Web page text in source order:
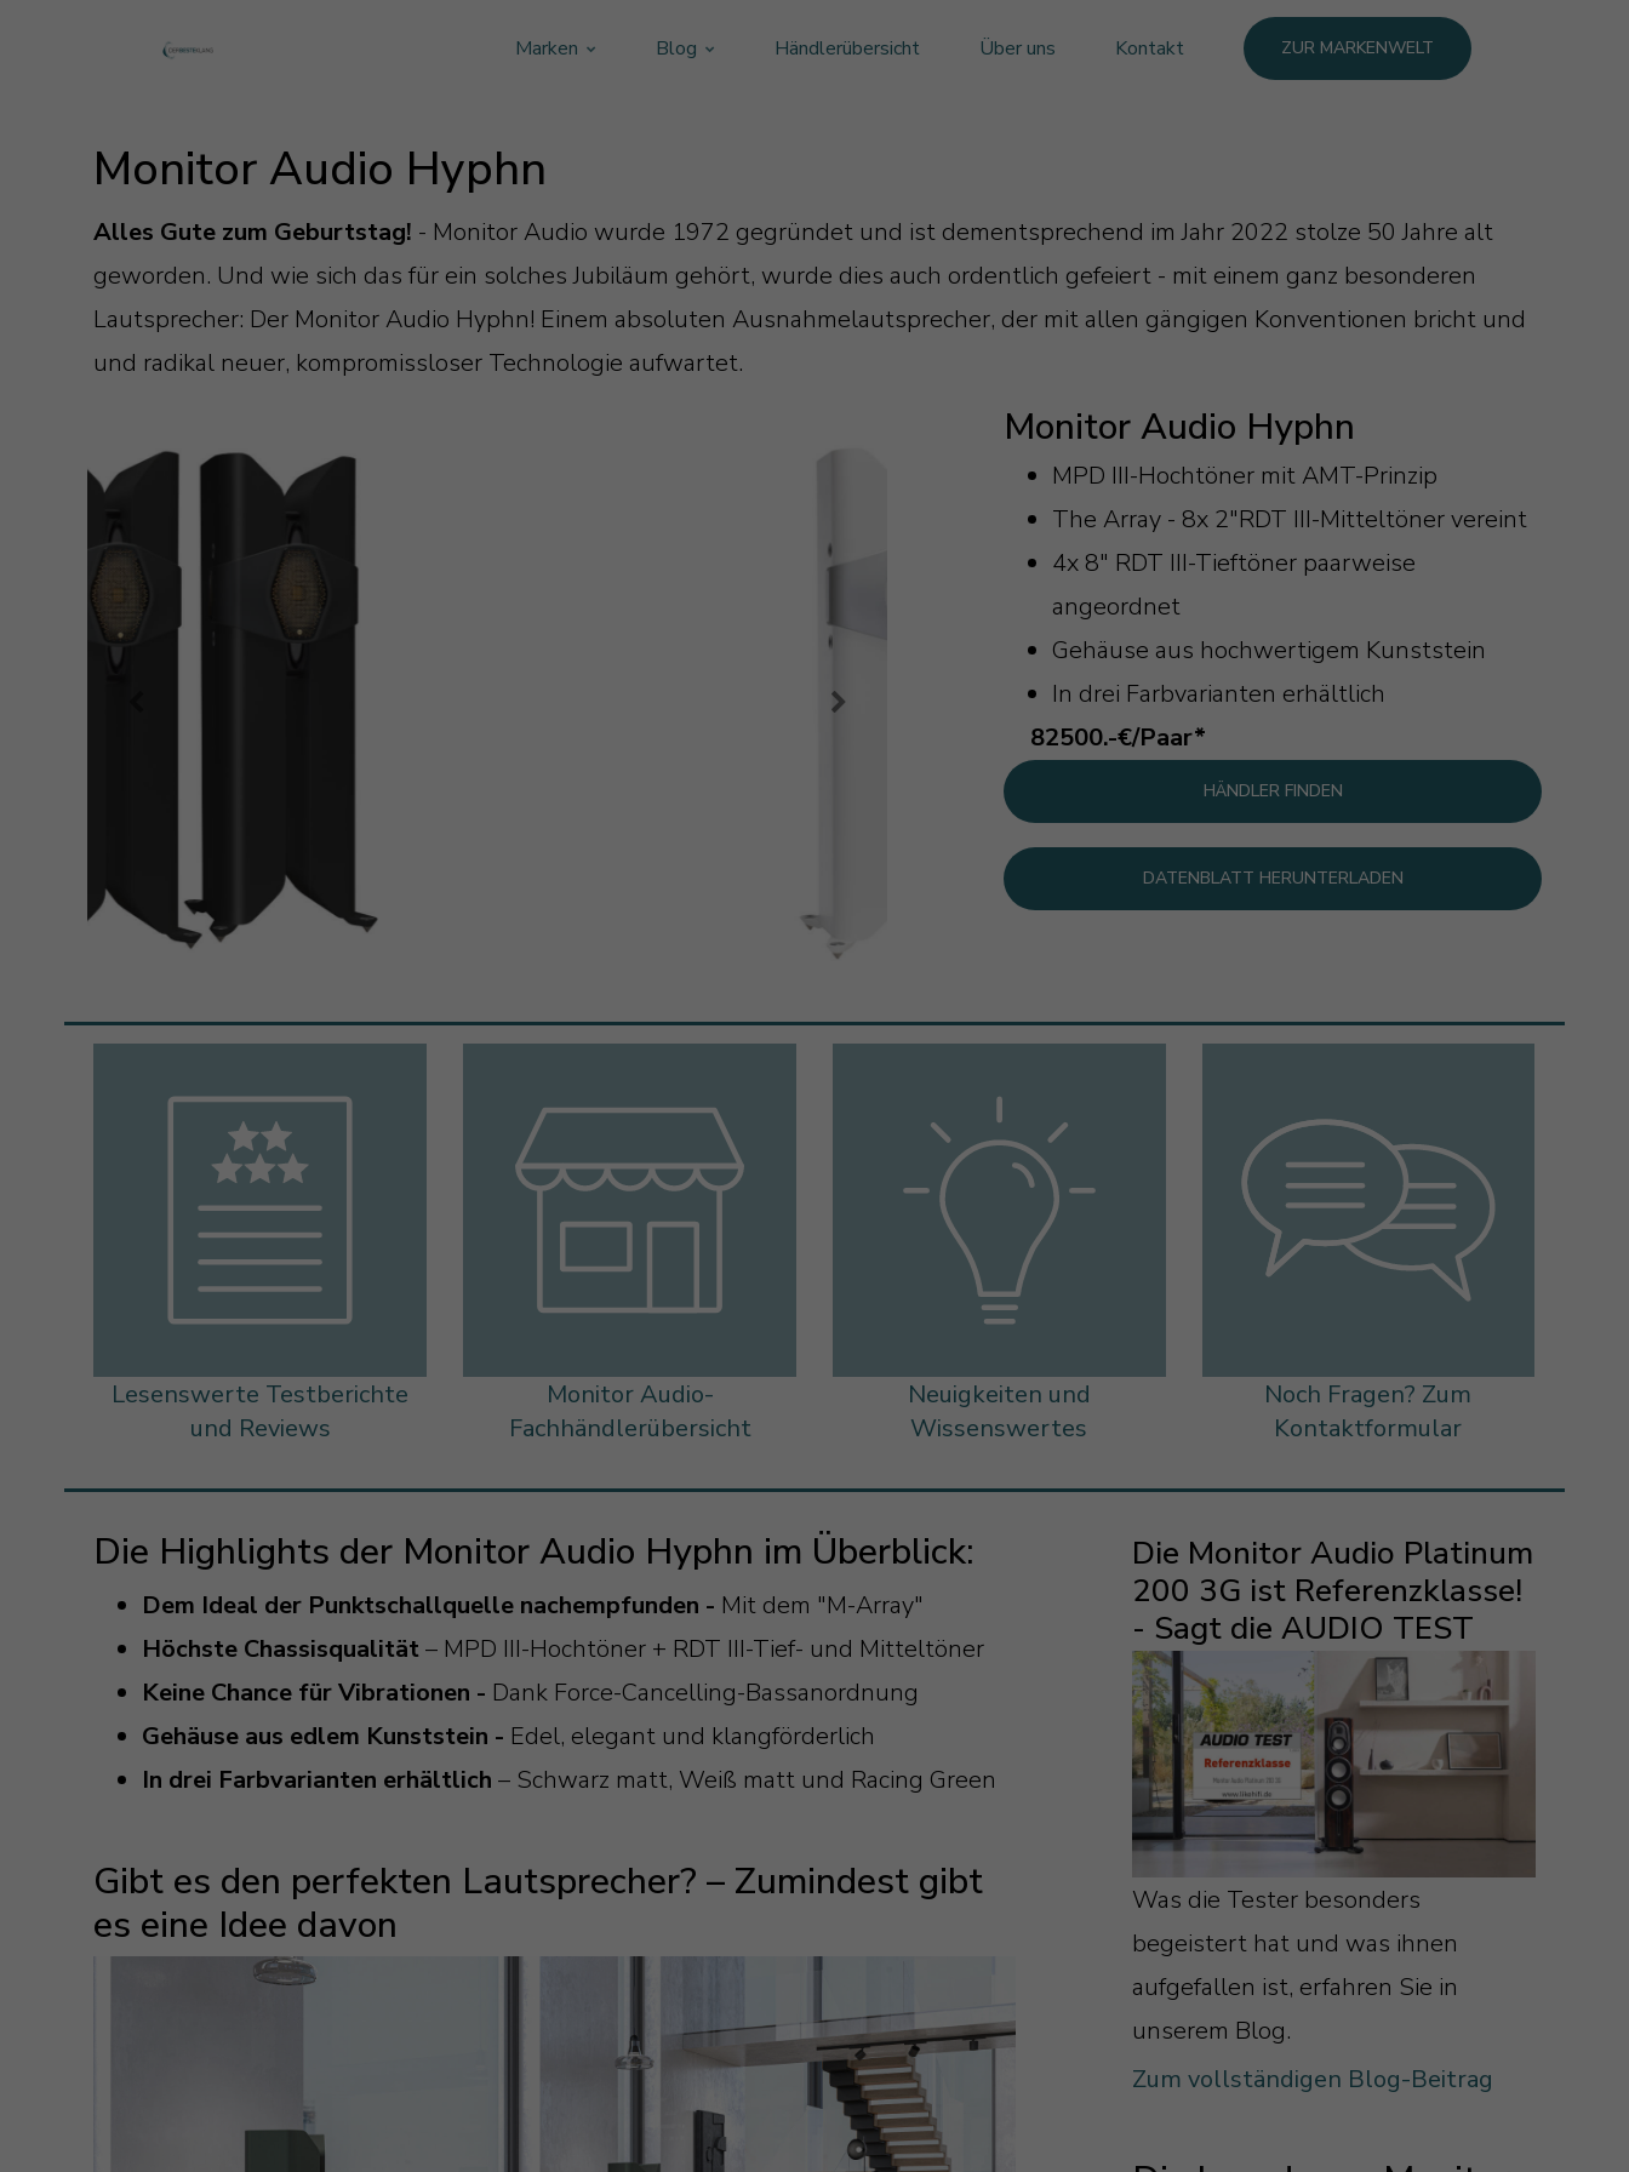
Marken Blog Händlerübersicht Über uns Kontakt ZUR MARKENWELT
Monitor Audio Custom Install
Roksan
Blok
Blog Roksan
Blog Blok
Monitor Audio Hyphn
Alles Gute zum Geburtstag! - Monitor Audio wurde 1972 gegründet und ist dementsprechend im Jahr 2022 stolze 50 Jahre alt
geworden. Und wie sich das für ein solches Jubiläum gehört, wurde dies auch ordentlich gefeiert - mit einem ganz besonderen
Lautsprecher: Der Monitor Audio Hyphn! Einem absoluten Ausnahmelautsprecher, der mit allen gängigen Konventionen bricht und
und radikal neuer, kompromissloser Technologie aufwartet.
Monitor Audio Hyphn
MPD III-Hochtöner mit AMT-Prinzip
The Array - 8x 2"RDT III-Mitteltöner vereint
4x 8" RDT III-Tieftöner paarweise
angeordnet
Gehäuse aus hochwertigem Kunststein
In drei Farbvarianten erhältlich
82500.-€/Paar*
HÄNDLER FINDEN
DATENBLATT HERUNTERLADEN
Lesenswerte Testberichte
und Reviews
Monitor Audio-
Fachhändlerübersicht
Neuigkeiten und
Wissenswertes
Noch Fragen? Zum
Kontaktformular
Die Highlights der Monitor Audio Hyphn im Überblick:
Dem Ideal der Punktschallquelle nachempfunden - Mit dem "M-Array"
Höchste Chassisqualität– MPD III-Hochtöner + RDT III-Tief- und Mitteltöner
Keine Chance für Vibrationen - Dank Force-Cancelling-Bassanordnung
Gehäuse aus edlem Kunststein - Edel, elegant und klangförderlich
In drei Farbvarianten erhältlich– Schwarz matt, Weiß matt und Racing Green
Gibt es den perfekten Lautsprecher? – Zumindest gibt
es eine Idee davon
Die Monitor Audio Platinum
200 3G ist Referenzklasse!
- Sagt die AUDIO TEST
Was die Tester besonders
begeistert hat und was ihnen
aufgefallen ist, erfahren Sie in
unserem Blog.
Zum vollständigen Blog-Beitrag